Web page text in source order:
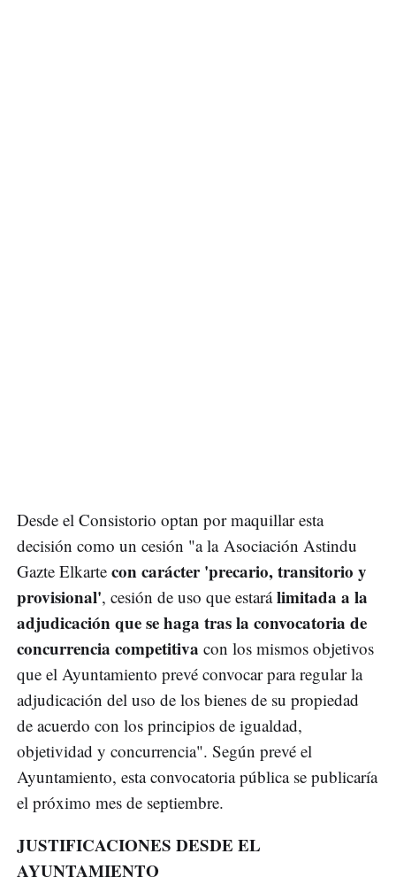
Desde el Consistorio optan por maquillar esta
decisión como un cesión "a la Asociación Astindu
Gazte Elkarte con carácter 'precario, transitorio y
provisional', cesión de uso que estarálimitada a la
adjudicación que se haga tras la convocatoria de
concurrencia competitiva con los mismos objetivos
que el Ayuntamiento prevé convocar para regular la
adjudicación del uso de los bienes de su propiedad
de acuerdo con los principios de igualdad,
objetividad y concurrencia". Según prevé el
Ayuntamiento, esta convocatoria pública se publicaría
el próximo mes de septiembre.
JUSTIFICACIONES DESDE EL
AYUNTAMIENTO